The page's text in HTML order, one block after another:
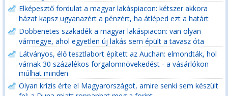
Elképesztő fordulat a magyar lakáspiacon: kétszer akkora
házat kapsz ugyanazért a pénzért, ha átléped ezt a határt
Döbbenetes szakadék a magyar lakáspiacon: van olyan
vármegye, ahol egyetlen új lakás sem épült a tavasz óta
Látványos, élő tesztlabort épített az Auchan: elmondták, hol
várnak 30 százalékos forgalomnövekedést - a vásárlókon
múlhat minden
Olyan krízis érte el Magyarországot, amire senki sem készült